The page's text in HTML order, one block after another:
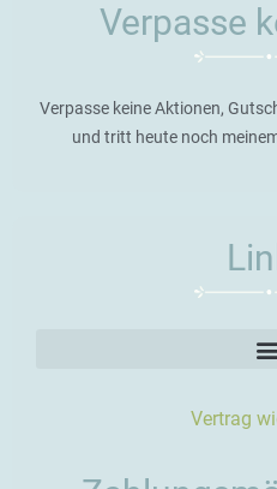
Verpasse
Verpasse keine Aktionen,
und tritt heute noch
Vertrag